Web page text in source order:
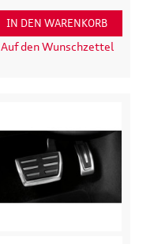
IN DEN WARENKORB
Auf den Wunschzettel